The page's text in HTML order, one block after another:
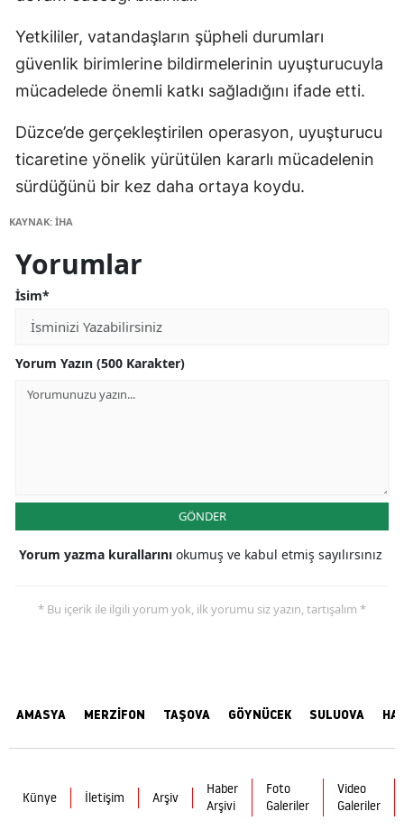
Yetkililer, vatandaşların şüpheli durumları
güvenlik birimlerine bildirmelerinin uyuşturucuyla
mücadelede önemli katkı sağladığını ifade etti.
Düzce’de gerçekleştirilen operasyon, uyuşturucu
ticaretine yönelik yürütülen kararlı mücadelenin
sürdüğünü bir kez daha ortaya koydu.
KAYNAK: İHA
Yorumlar
İsim*
Yorum Yazın (500 Karakter)
GÖNDER
Yorum yazma kurallarını okumuş ve kabul etmiş sayılırsınız
* Bu içerik ile ilgili yorum yok, ilk yorumu siz yazın, tartışalım *
AMASYA MERZİFON TAŞOVA GÖYNÜCEK SULUOVA
Künye İletişim Arşiv
Haber
Arşivi
Foto
Galeriler
Video
Galeriler